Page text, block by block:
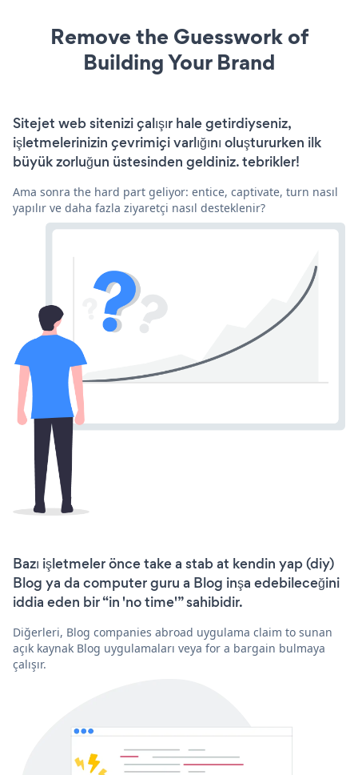
Remove the Guesswork of
Building Your Brand
Sitejet web sitenizi çalışır hale getirdiyseniz,
işletmelerinizin çevrimiçi varlığını oluştururken ilk
büyük zorluğun üstesinden geldiniz. tebrikler!
Ama sonra the hard part geliyor: entice, captivate, turn nasıl
yapılır ve daha fazla ziyaretçi nasıl desteklenir?
Bazı işletmeler önce take a stab at kendin yap (diy)
Blog ya da computer guru a Blog inşa edebileceğini
iddia eden bir “in 'no time'” sahibidir.
Diğerleri, Blog companies abroad uygulama claim to sunan
açık kaynak Blog uygulamaları veya for a bargain bulmaya
çalışır.